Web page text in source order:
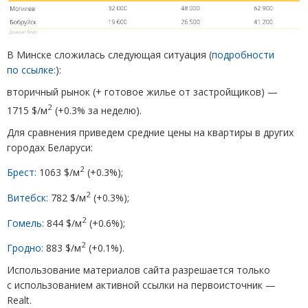
В Минске сложилась следующая ситуация (подробности
по ссылке:):
вторичный рынок (+ готовое жилье от застройщиков) —
1715 $/м2 (+0.3% за неделю).
Для сравнения приведем средние цены на квартиры в других
городах Беларуси:
Брест: 1063 $/м2 (+0.3%);
Витебск: 782 $/м2 (+0.3%);
Гомель: 844 $/м2 (+0.6%);
Гродно: 883 $/м2 (+0.1%).
Использование материалов сайта разрешается только
с использованием активной ссылки на первоисточник —
Realt.